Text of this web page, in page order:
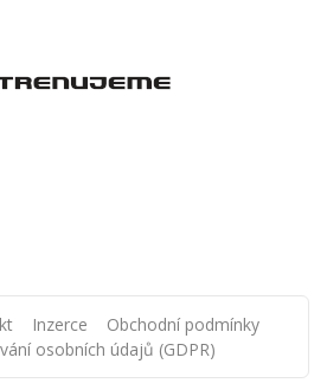
Inzerce
Obchodní podmínky
osobních údajů (GDPR)